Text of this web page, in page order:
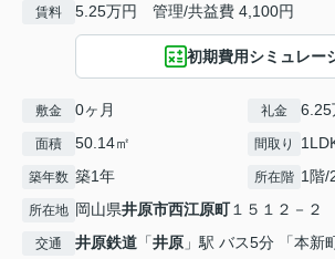
賃料 5.25万円 管理/共益費 4,100円
初期費用シミュレー
敷金 0ヶ月 礼金 6.25
面積 50.14㎡ 間取り
築年数 築1年 所在階 1階/
所在地 岡山県井原市西江原町１５１２－２
交通 井原鉄道 「井原 」駅 バス5分 「本新